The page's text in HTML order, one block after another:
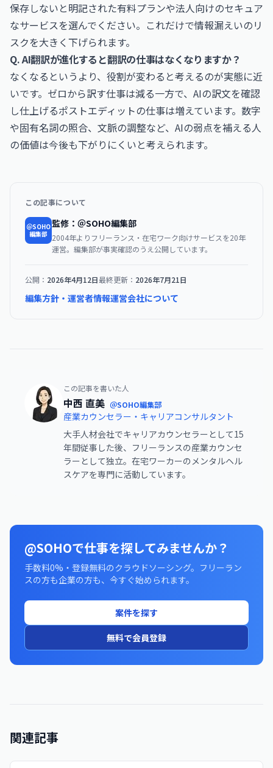
保存しないと明記された有料プランや法人向けのセキュア
なサービスを選んでください。これだけで情報漏えいのリ
スクを大きく下げられます。
Q. AI翻訳が進化すると翻訳の仕事はなくなりますか？
なくなるというより、役割が変わると考えるのが実態に近
いです。ゼロから訳す仕事は減る一方で、AIの訳文を確認
し仕上げるポストエディットの仕事は増えています。数字
や固有名詞の照合、文脈の調整など、AIの弱点を補える人
の価値は今後も下がりにくいと考えられます。
この記事について
＠SOHO
編集部
監修：＠SOHO編集部
2004年よりフリーランス・在宅ワーク向けサービスを20年
運営。編集部が事実確認のうえ公開しています。
公開： 2026年4月12日最終更新： 2026年7月21日
編集方針・運営者情報運営会社について
この記事を書いた人
中西 直美 ＠SOHO編集部
産業カウンセラー・キャリアコンサルタント
大手人材会社でキャリアカウンセラーとして15
年間従事した後、フリーランスの産業カウンセ
ラーとして独立。在宅ワーカーのメンタルヘル
スケアを専門に活動しています。
@SOHOで仕事を探してみませんか？
手数料0%・登録無料のクラウドソーシング。フリーラン
スの方も企業の方も、今すぐ始められます。
案件を探す
無料で会員登録
関連記事